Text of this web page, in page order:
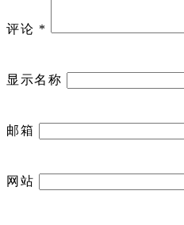
评论 *
显示名称
邮箱
网站